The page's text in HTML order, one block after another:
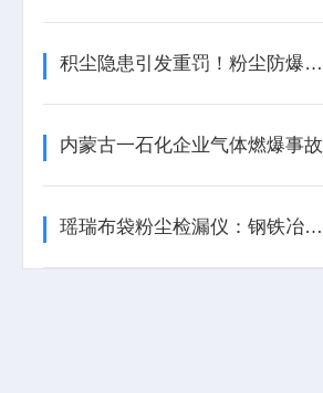
积尘隐患引发重罚！粉尘防爆安全防控要点
内蒙古一石化企业气体燃爆事故
瑶瑞布袋粉尘检漏仪：钢铁冶炼除尘系统的高效守护者